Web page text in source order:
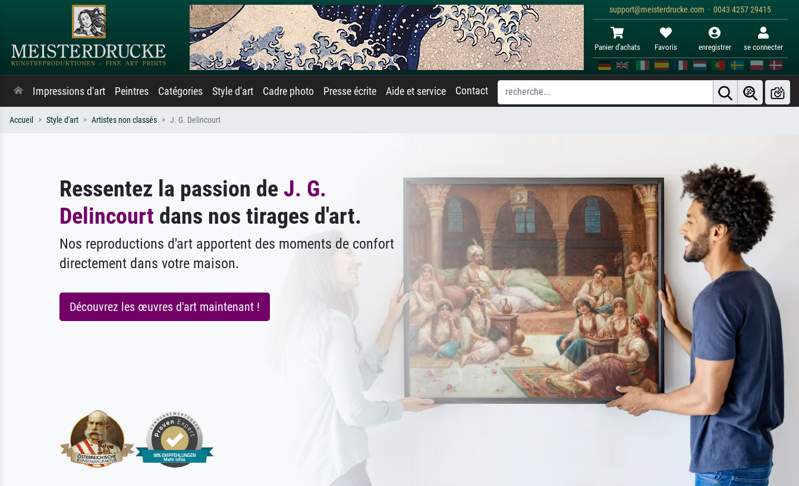
support@meisterdrucke.com · 0043 4257 29415
Panier d'achats Favoris enregistrer se connecter
Impressions d'art Peintres Catégories Style d'art Cadre photo Presse écrite Aide et service Contact
Accueil Style d'art Artistes non classés J. G. Delincourt
Ressentez la passion de J. G.
Delincourt dans nos tirages d'art.
Nos reproductions d'art apportent des moments de confort
directement dans votre maison.
Découvrez les œuvres d'art maintenant !